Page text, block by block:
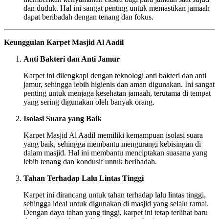
dan duduk. Hal ini sangat penting untuk memastikan jamaah
dapat beribadah dengan tenang dan fokus.
Keunggulan Karpet Masjid Al Aadil
Anti Bakteri dan Anti Jamur
Karpet ini dilengkapi dengan teknologi anti bakteri dan anti
jamur, sehingga lebih higienis dan aman digunakan. Ini sangat
penting untuk menjaga kesehatan jamaah, terutama di tempat
yang sering digunakan oleh banyak orang.
Isolasi Suara yang Baik
Karpet Masjid Al Aadil memiliki kemampuan isolasi suara
yang baik, sehingga membantu mengurangi kebisingan di
dalam masjid. Hal ini membantu menciptakan suasana yang
lebih tenang dan kondusif untuk beribadah.
Tahan Terhadap Lalu Lintas Tinggi
Karpet ini dirancang untuk tahan terhadap lalu lintas tinggi,
sehingga ideal untuk digunakan di masjid yang selalu ramai.
Dengan daya tahan yang tinggi, karpet ini tetap terlihat baru